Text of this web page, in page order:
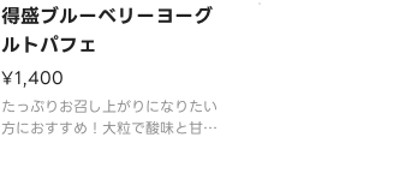
得盛ブルーベリーヨーグ
ルトパフェ
¥1,400
たっぷりお召し上がりになりたい
方におすすめ！大粒で酸味と甘み